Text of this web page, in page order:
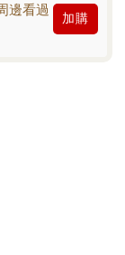
邊看過
加購